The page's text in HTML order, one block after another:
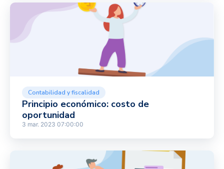
Contabilidad y fiscalidad
Principio económico: costo de
oportunidad
3 mar. 2023 07:00:00